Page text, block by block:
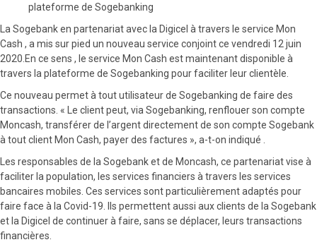
plateforme de Sogebanking
La Sogebank en partenariat avec la Digicel à travers le service Mon
Cash , a mis sur pied un nouveau service conjoint ce vendredi 12 juin
2020.En ce sens , le service Mon Cash est maintenant disponible à
travers la plateforme de Sogebanking pour faciliter leur clientèle.
Ce nouveau permet à tout utilisateur de Sogebanking de faire des
transactions. « Le client peut, via Sogebanking, renflouer son compte
Moncash, transférer de l’argent directement de son compte Sogebank
à tout client Mon Cash, payer des factures », a-t-on indiqué .
Les responsables de la Sogebank et de Moncash, ce partenariat vise à
faciliter la population, les services financiers à travers les services
bancaires mobiles. Ces services sont particulièrement adaptés pour
faire face à la Covid-19. Ils permettent aussi aux clients de la Sogebank
et la Digicel de continuer à faire, sans se déplacer, leurs transactions
financières.